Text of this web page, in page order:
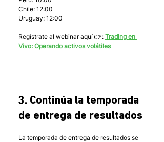
Chile: 12:00
Uruguay: 12:00
Regístrate al webinar aquí 👉: Trading en
Vivo: Operando activos volátiles
3. Continúa la temporada
de entrega de resultados
La temporada de entrega de resultados se